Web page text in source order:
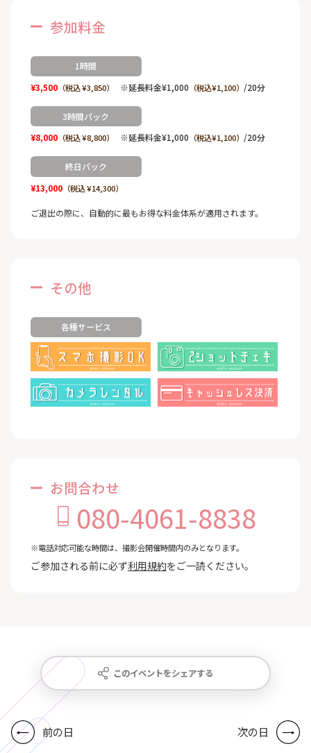
参加料金
1時間
¥3,500（税込 ¥3,850） ※延長料金¥1,000 （税込¥1,100） /20分
3時間パック
¥8,000（税込 ¥8,800） ※延長料金¥1,000 （税込¥1,100） /20分
終日パック
¥13,000（税込 ¥14,300）
ご退出の際に、自動的に最もお得な料金体系が適用されます。
その他
各種サービス
お問合わせ
080-4061-8838
※電話対応可能な時間は、撮影会開催時間内のみとなります。
ご参加される前に必ず利用規約をご一読ください。
このイベントをシェアする
前の日 次の日